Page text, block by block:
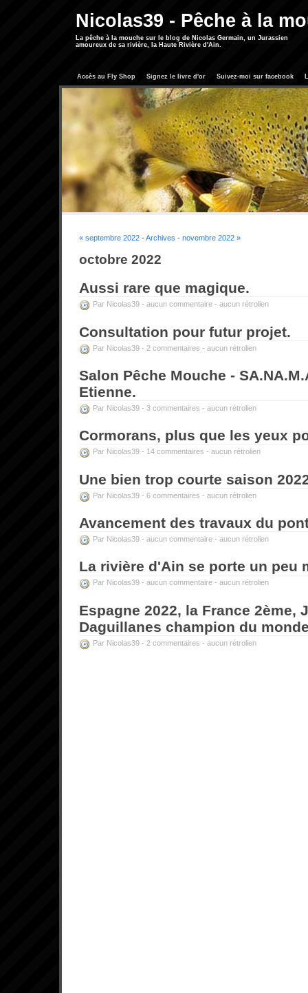
Nicolas39 - Pêche à la
La pêche à la mouche sur le blog de Nicolas Germain, un Jurassien
amoureux de sa rivière, la Haute Rivière d'Ain.
Accès au Fly Shop Signez le livre d'or Suivez-moi sur facebook
« septembre 2022 -Archives - novembre 2022 »
octobre 2022
Aussi rare que magique.
Par Nicolas39 - aucun commentaire - aucun rétrolien
Consultation pour futur projet.
Par Nicolas39 - 2 commentaires - aucun rétrolien
Salon Pêche Mouche -
Etienne.
Par Nicolas39 - 3 commentaires - aucun rétrolien
Cormorans, plus que les yeux
Par Nicolas39 - 14 commentaires - aucun rétrolien
Une bien trop courte saison
Par Nicolas39 - 6 commentaires - aucun rétrolien
Avancement des travaux du
Par Nicolas39 - aucun commentaire - aucun rétrolien
La rivière d'Ain se porte un peu
Par Nicolas39 - aucun commentaire - aucun rétrolien
Espagne 2022, la France 2ème,
Daguillanes champion du
Par Nicolas39 - 2 commentaires - aucun rétrolien